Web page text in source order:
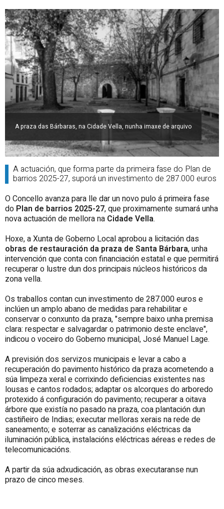
A praza das Bárbaras, na Cidade Vella, nunha imaxe de arquivo
A actuación, que forma parte da primeira fase do Plan de
barrios 2025-27, suporá un investimento de 287.000 euros
O Concello avanza para lle dar un novo pulo á primeira fase
do Plan de barrios 2025-27, que proximamente sumará unha
nova actuación de mellora na Cidade Vella.
Hoxe, a Xunta de Goberno Local aprobou a licitación das
obras de restauración da praza de Santa Bárbara, unha
intervención que conta con financiación estatal e que permitirá
recuperar o lustre dun dos principais núcleos históricos da
zona vella.
Os traballos contan cun investimento de 287.000 euros e
inclúen un amplo abano de medidas para rehabilitar e
conservar o conxunto da praza, "sempre baixo unha premisa
clara: respectar e salvagardar o patrimonio deste enclave",
indicou o voceiro do Goberno municipal, José Manuel Lage.
A previsión dos servizos municipais e levar a cabo a
recuperación do pavimento histórico da praza acometendo a
súa limpeza xeral e corrixindo deficiencias existentes nas
lousas e cantos rodados; adaptar os alcorques do arboredo
protexido á configuración do pavimento; recuperar a oitava
árbore que existía no pasado na praza, coa plantación dun
castiñeiro de Indias; executar melloras xerais na rede de
saneamento; e soterrar as canalizacións eléctricas da
iluminación pública, instalacións eléctricas aéreas e redes de
telecomunicacións.
A partir da súa adxudicación, as obras executaranse nun
prazo de cinco meses.